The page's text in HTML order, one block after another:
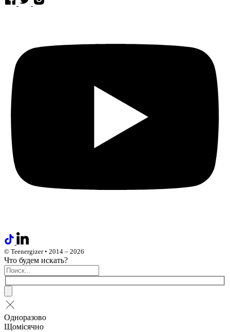
© Teenergizer • 2014 – 2026
Что будем искать?
Одноразово
Щомісячно